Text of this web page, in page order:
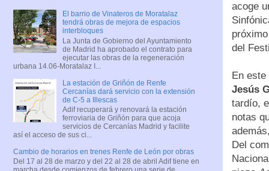
acoge
del
En
Jesús
tardío,
notas
Del
El barrio de Vinateros de Moratalaz
tendrá obras de mejora de espacios
interbloques
La Junta de Gobierno del Ayuntamiento
de Madrid ha aprobado el contrato para
ejecutar las obras de la regeneración
urbana 14.06-Moratalaz I...
La estación de Griñón de Renfe
Cercanías dará servicio con la extensión
de C-5 a Illescas
Adif recuperará y renovará la estación
ferroviaria de Griñón para que acoja
servicios de Cercanías Madrid y facilite
así el acceso de sus ci...
Cambio de horarios en trenes Renfe de León por obras
Del 17 al 28 de marzo y del 22 al 28 de abril Adif tiene en